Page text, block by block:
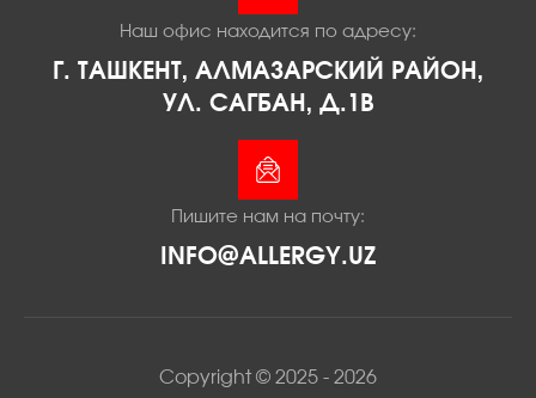
Г. ТАШКЕНТ, АЛМАЗАРСКИЙ РАЙОН,
УЛ. САГБАН, Д.1В
Наш офис находится по адресу:
INFO@ALLERGY.UZ
Пишите нам на почту:
Copyright © 2025 - 2026